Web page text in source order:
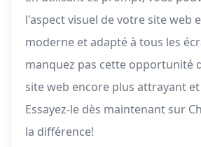
l'aspect visuel de votre site web
moderne et adapté à tous les
manquez pas cette opportunité
site web encore plus attrayant
Essayez-le dès maintenant sur
la différence!